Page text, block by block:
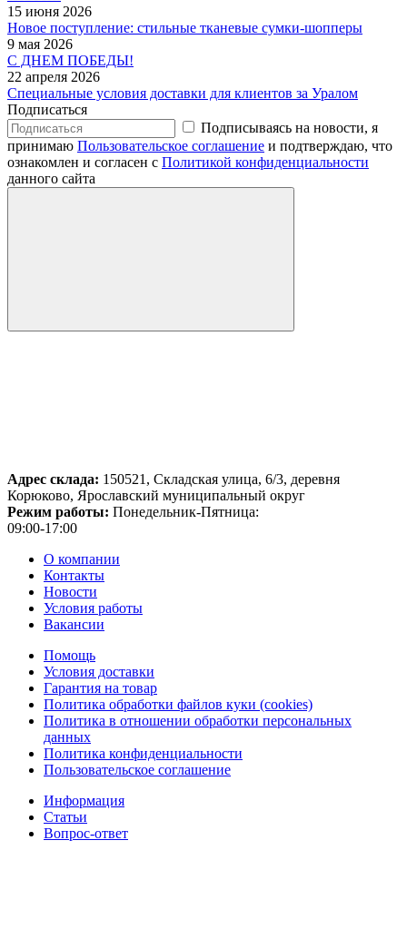
15 июня 2026
Новое поступление: стильные тканевые сумки-шопперы
9 мая 2026
С ДНЕМ ПОБЕДЫ!
22 апреля 2026
Специальные условия доставки для клиентов за Уралом
Подписаться
Подписываясь на новости, я
принимаю Пользовательское соглашение и подтверждаю, что
ознакомлен и согласен с Политикой конфиденциальности
данного сайта
Адрес склада: 150521, Складская улица, 6/3, деревня
Корюково, Ярославский муниципальный округ
Режим работы: Понедельник-Пятница:
09:00-17:00
О компании
Контакты
Новости
Условия работы
Вакансии
Помощь
Условия доставки
Гарантия на товар
Политика обработки файлов куки (cookies)
Политика в отношении обработки персональных
данных
Политика конфиденциальности
Пользовательское соглашение
Информация
Статьи
Вопрос-ответ